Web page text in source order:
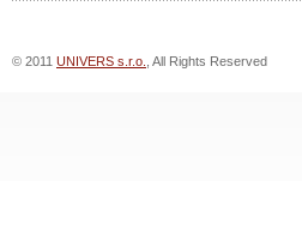
© 2011 UNIVERS s.r.o. , All Rights Reserved